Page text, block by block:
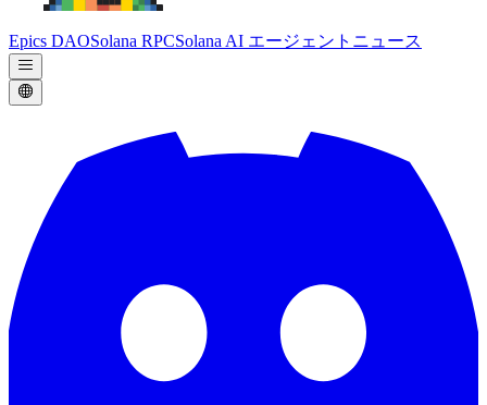
Epics DAOSolana RPCSolana AI エージェント ニュース